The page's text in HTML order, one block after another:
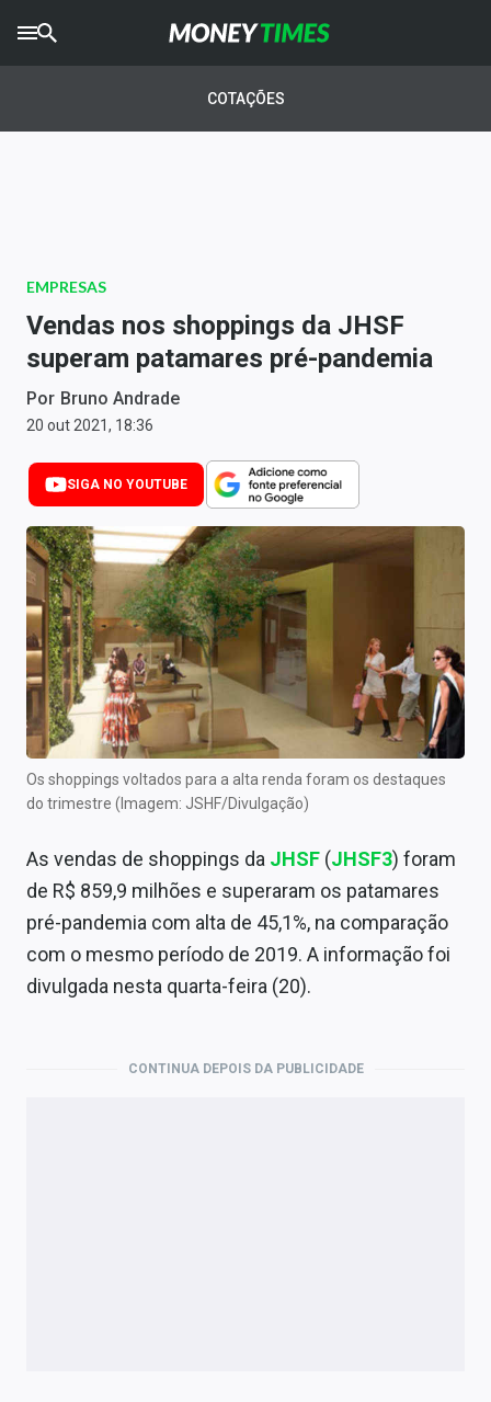
AGROTIMES
Newsletters
Anuncie
Últimas Notícias
Newsletters
Cotações
Comprar ou vender?
Carteiras Recomendadas
Central de Dividendos
Central de Fundos Imobiliários
Central dos IPOs
Finanças Pessoais
Mercados
Economia
COTAÇÕES
EMPRESAS
Vendas nos shoppings da JHSF
superam patamares pré-pandemia
Por Bruno Andrade
20 out 2021, 18:36
SIGA NO YOUTUBE
Os shoppings voltados para a alta renda foram os destaques
do trimestre (Imagem: JSHF/Divulgação)
As vendas de shoppings da JHSF (JHSF3) foram
de R$ 859,9 milhões e superaram os patamares
pré-pandemia com alta de 45,1%, na comparação
com o mesmo período de 2019. A informação foi
divulgada nesta quarta-feira (20).
CONTINUA DEPOIS DA PUBLICIDADE